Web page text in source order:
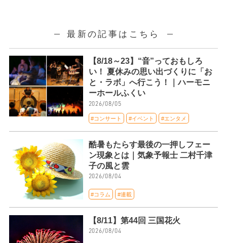
最新の記事はこちら
【8/18～23】“音”っておもしろ
い！ 夏休みの思い出づくりに「お
と・ラボ」へ行こう！｜ハーモニ
ーホールふくい
2026/08/05
#コンサート #イベント #エンタメ
酷暑もたらす最後の一押しフェー
ン現象とは｜気象予報士 二村千津
子の風と雲
2026/08/04
#コラム #連載
【8/11】第44回 三国花火
2026/08/04